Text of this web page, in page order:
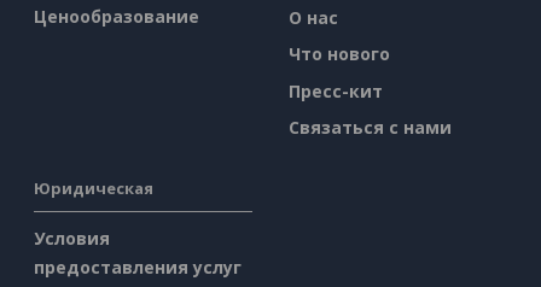
Ценообразование
О нас
Что нового
Пресс-кит
Связаться с нами
Юридическая
Условия
предоставления услуг